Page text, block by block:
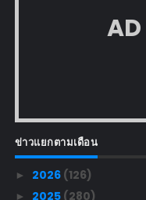
AD
ข่าวแยกตามเดือน
► 2026 (126)
► 2025 (280)